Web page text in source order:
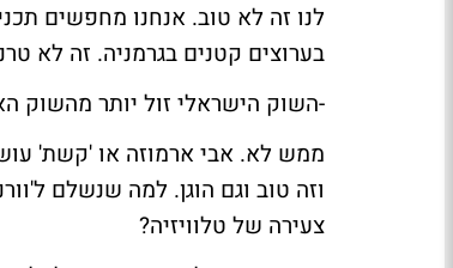
לנו זה לא טוב. אנחנו מחפשים
בערוצים קטנים בגרמניה. זה לא
-השוק הישראלי זול יותר מהשוק
ממש לא. אבי ארמוזה או 'קשת'
וזה טוב וגם הוגן. למה שנשלם
צעירה של טלוויזיה?